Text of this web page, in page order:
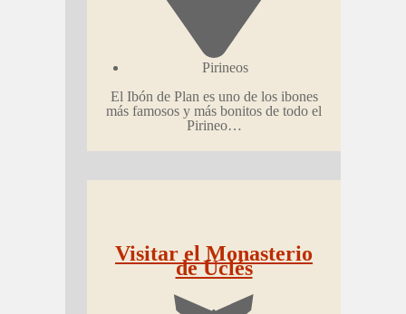
Pirineos
El Ibón de Plan es uno de los ibones
más famosos y más bonitos de todo el
Pirineo…
Visitar el Monasterio
de Uclés